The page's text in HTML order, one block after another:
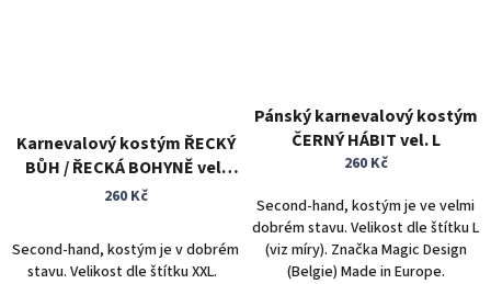
Karnevalový kostým ŘECKÝ
BŮH / ŘECKÁ BOHYNĚ vel.
XXL
260 Kč
Second-hand, kostým je v dobrém
stavu. Velikost dle štítku XXL.
Pánský karnevalový kostým
ČERNÝ HÁBIT vel. L
260 Kč
Second-hand, kostým je ve velmi
dobrém stavu. Velikost dle štítku L
(viz míry). Značka Magic Design
(Belgie) Made in Europe.